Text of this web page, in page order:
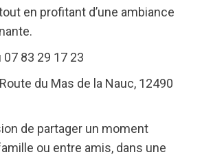
en profitant d’une ambiance
83 29 17 23
du Mas de la Nauc, 12490
de partager un moment
ou entre amis, dans une